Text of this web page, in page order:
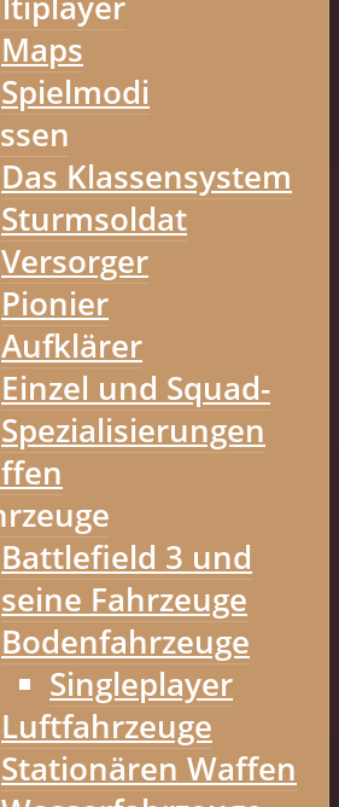
Maps
Spielmodi
Das Klassensystem
Sturmsoldat
Versorger
Pionier
Aufklärer
Einzel und Squad-
Spezialisierungen
Battlefield 3 und
seine Fahrzeuge
Bodenfahrzeuge
Singleplayer
Luftfahrzeuge
Stationären Waffen